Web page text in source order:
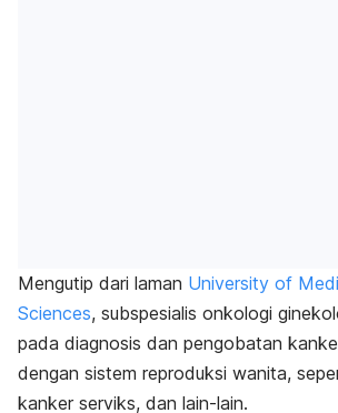
Mengutip dari laman University of
Sciences, subspesialis onkologi
pada diagnosis dan pengobatan
dengan sistem reproduksi wanita,
kanker serviks, dan lain-lain.